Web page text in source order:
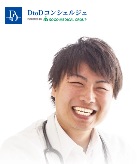
クリニック開業
医院の譲渡・売却をお考えの方
採用をお考えの医療機関の方